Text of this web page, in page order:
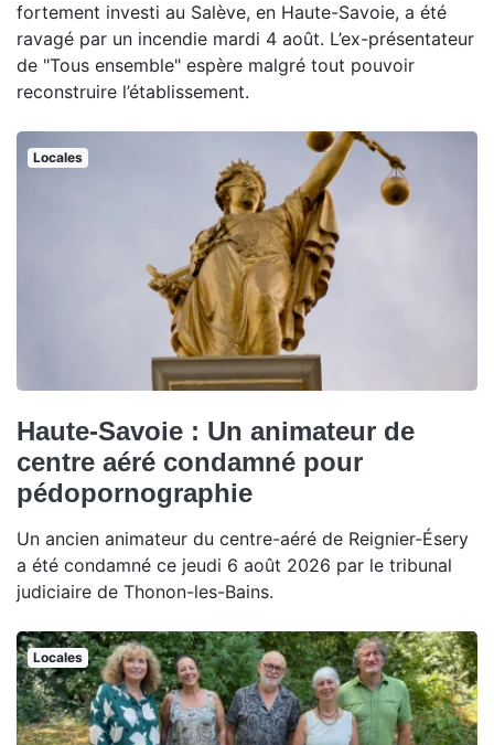
fortement investi au Salève, en Haute-Savoie, a été
ravagé par un incendie mardi 4 août. L’ex-présentateur
de "Tous ensemble" espère malgré tout pouvoir
reconstruire l’établissement.
Locales
Haute-Savoie : Un animateur de
centre aéré condamné pour
pédopornographie
Un ancien animateur du centre-aéré de Reignier-Ésery
a été condamné ce jeudi 6 août 2026 par le tribunal
judiciaire de Thonon-les-Bains.
Locales